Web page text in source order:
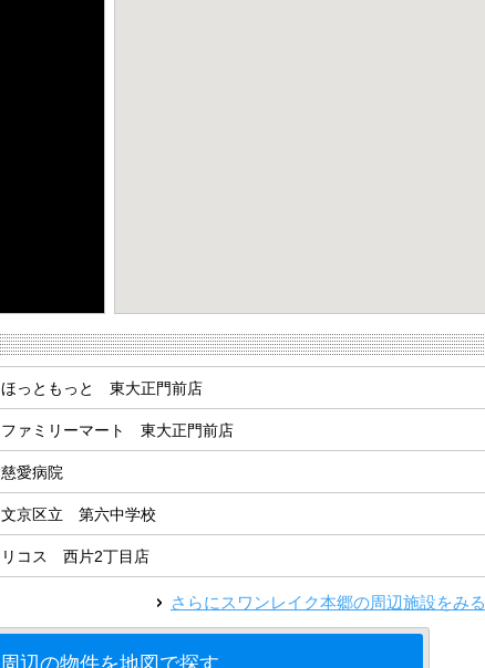
ほっともっと 東大正門前店
ファミリーマート 東大正門前店
慈愛病院
文京区立 第六中学校
リコス 西片2丁目店
さらに スワンレイク本郷の周辺施設をみる
周辺の物件を地図で探す